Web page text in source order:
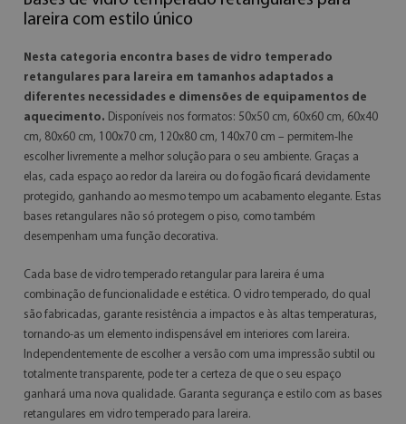
lareira com estilo único
Nesta categoria encontra bases de vidro temperado
retangulares para lareira em tamanhos adaptados a
diferentes necessidades e dimensões de equipamentos de
aquecimento. Disponíveis nos formatos: 50x50 cm, 60x60 cm, 60x40
cm, 80x60 cm, 100x70 cm, 120x80 cm, 140x70 cm – permitem-lhe
escolher livremente a melhor solução para o seu ambiente. Graças a
elas, cada espaço ao redor da lareira ou do fogão ficará devidamente
protegido, ganhando ao mesmo tempo um acabamento elegante. Estas
bases retangulares não só protegem o piso, como também
desempenham uma função decorativa.
Cada base de vidro temperado retangular para lareira é uma
combinação de funcionalidade e estética. O vidro temperado, do qual
são fabricadas, garante resistência a impactos e às altas temperaturas,
tornando-as um elemento indispensável em interiores com lareira.
Independentemente de escolher a versão com uma impressão subtil ou
totalmente transparente, pode ter a certeza de que o seu espaço
ganhará uma nova qualidade. Garanta segurança e estilo com as bases
retangulares em vidro temperado para lareira.